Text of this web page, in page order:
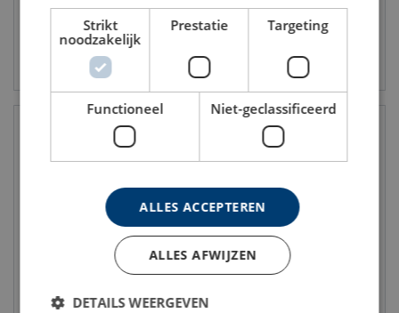
Bekijk product Bekijk product
WLL: 1 - 3 ton
Strikt
noodzakelijk
Prestatie Targeting
Functioneel Niet-geclassificeerd
ALLES ACCEPTEREN
ALLES AFWIJZEN
DETAILS WEERGEVEN